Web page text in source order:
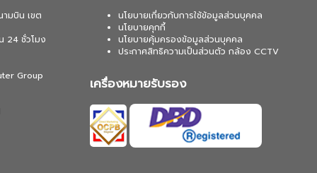
มบิน เขต
24 ชั่วโมง
Group
นโยบายเกี่ยวกับการใช้ข้อมูลส่วนบุคคล
นโยบายคุกกี้
นโยบายคุ้มครองข้อมูลส่วนบุคคล
ประกาศสิทธิความเป็นส่วนตัว กล้อง CCTV
เครื่องหมายรับรอง